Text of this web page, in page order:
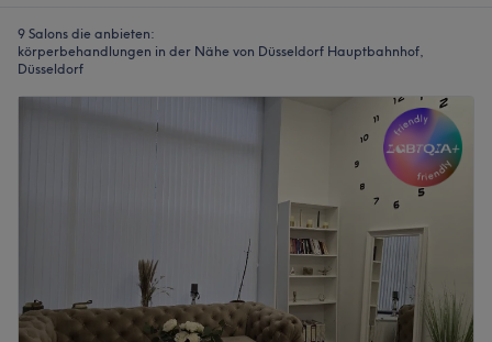
9 Salons die anbieten:
körperbehandlungen in der Nähe von Düsseldorf Hauptbahnhof,
Düsseldorf